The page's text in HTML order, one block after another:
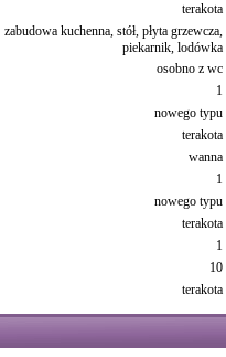
terakota
zabudowa kuchenna, stół, płyta grzewcza,
piekarnik, lodówka
osobno z wc
1
nowego typu
terakota
wanna
1
nowego typu
terakota
1
10
terakota